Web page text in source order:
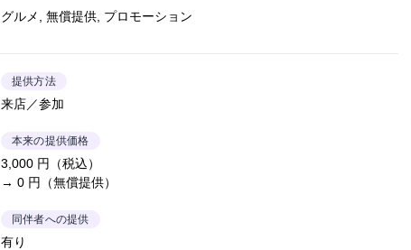
グルメ, 無償提供, プロモーション
提供方法
来店／参加
本来の提供価格
3,000 円（税込）
→ 0 円（無償提供）
同伴者への提供
有り